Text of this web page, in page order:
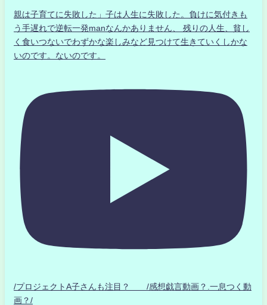
親は子育てに失敗した」子は人生に失敗した。負けに気付きも
う手遅れで逆転一発manなんかありません、 残りの人生、貧し
く食いつないでわずかな楽しみなど見つけて生きていくしかな
いのです。ないのです。
/プロジェクトA子さんも注目？ /感想戯言動画？.一息つく動
画？/